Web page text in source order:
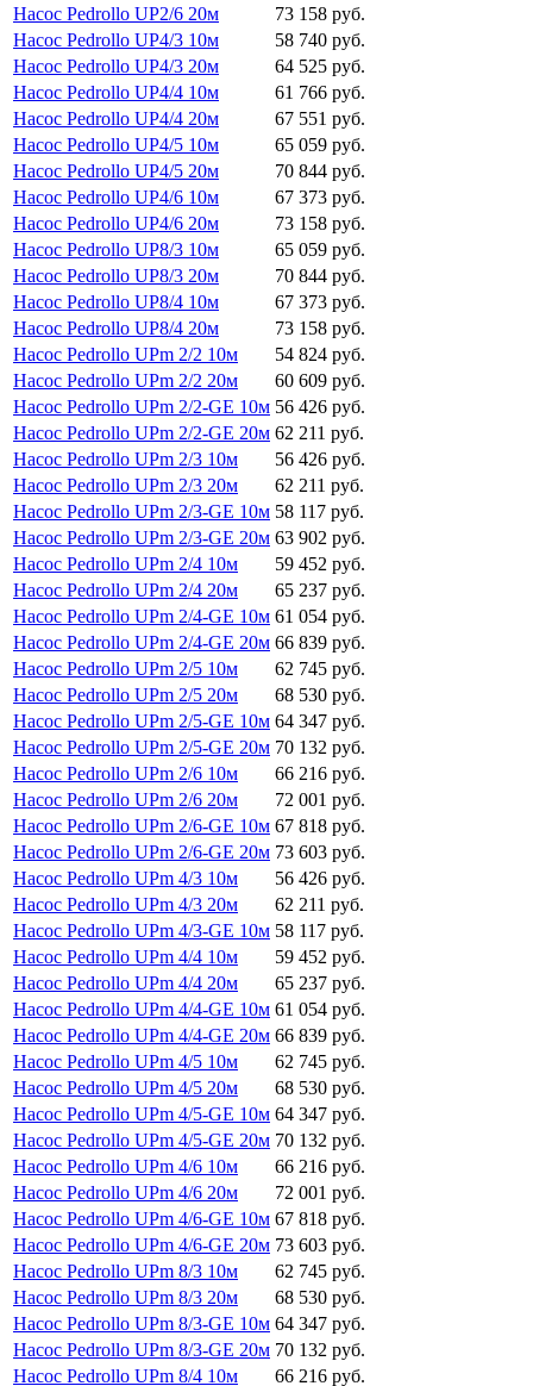
Насос Pedrollo UP2/6 20м
73 158 руб.
Насос Pedrollo UP4/3 10м
58 740 руб.
Насос Pedrollo UP4/3 20м
64 525 руб.
Насос Pedrollo UP4/4 10м
61 766 руб.
Насос Pedrollo UP4/4 20м
67 551 руб.
Насос Pedrollo UP4/5 10м
65 059 руб.
Насос Pedrollo UP4/5 20м
70 844 руб.
Насос Pedrollo UP4/6 10м
67 373 руб.
Насос Pedrollo UP4/6 20м
73 158 руб.
Насос Pedrollo UP8/3 10м
65 059 руб.
Насос Pedrollo UP8/3 20м
70 844 руб.
Насос Pedrollo UP8/4 10м
67 373 руб.
Насос Pedrollo UP8/4 20м
73 158 руб.
Насос Pedrollo UPm 2/2 10м
54 824 руб.
Насос Pedrollo UPm 2/2 20м
60 609 руб.
Насос Pedrollo UPm 2/2-GE 10м 56 426 руб.
Насос Pedrollo UPm 2/2-GE 20м 62 211 руб.
Насос Pedrollo UPm 2/3 10м
56 426 руб.
Насос Pedrollo UPm 2/3 20м
62 211 руб.
Насос Pedrollo UPm 2/3-GE 10м 58 117 руб.
Насос Pedrollo UPm 2/3-GE 20м 63 902 руб.
Насос Pedrollo UPm 2/4 10м
59 452 руб.
Насос Pedrollo UPm 2/4 20м
65 237 руб.
Насос Pedrollo UPm 2/4-GE 10м 61 054 руб.
Насос Pedrollo UPm 2/4-GE 20м 66 839 руб.
Насос Pedrollo UPm 2/5 10м
62 745 руб.
Насос Pedrollo UPm 2/5 20м
68 530 руб.
Насос Pedrollo UPm 2/5-GE 10м 64 347 руб.
Насос Pedrollo UPm 2/5-GE 20м 70 132 руб.
Насос Pedrollo UPm 2/6 10м
66 216 руб.
Насос Pedrollo UPm 2/6 20м
72 001 руб.
Насос Pedrollo UPm 2/6-GE 10м 67 818 руб.
Насос Pedrollo UPm 2/6-GE 20м 73 603 руб.
Насос Pedrollo UPm 4/3 10м
56 426 руб.
Насос Pedrollo UPm 4/3 20м
62 211 руб.
Насос Pedrollo UPm 4/3-GE 10м 58 117 руб.
Насос Pedrollo UPm 4/4 10м
59 452 руб.
Насос Pedrollo UPm 4/4 20м
65 237 руб.
Насос Pedrollo UPm 4/4-GE 10м 61 054 руб.
Насос Pedrollo UPm 4/4-GE 20м 66 839 руб.
Насос Pedrollo UPm 4/5 10м
62 745 руб.
Насос Pedrollo UPm 4/5 20м
68 530 руб.
Насос Pedrollo UPm 4/5-GE 10м 64 347 руб.
Насос Pedrollo UPm 4/5-GE 20м 70 132 руб.
Насос Pedrollo UPm 4/6 10м
66 216 руб.
Насос Pedrollo UPm 4/6 20м
72 001 руб.
Насос Pedrollo UPm 4/6-GE 10м 67 818 руб.
Насос Pedrollo UPm 4/6-GE 20м 73 603 руб.
Насос Pedrollo UPm 8/3 10м
62 745 руб.
Насос Pedrollo UPm 8/3 20м
68 530 руб.
Насос Pedrollo UPm 8/3-GE 10м 64 347 руб.
Насос Pedrollo UPm 8/3-GE 20м 70 132 руб.
Насос Pedrollo UPm 8/4 10м
66 216 руб.